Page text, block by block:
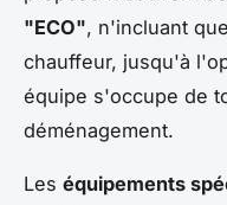
"ECO", n'incluant
chauffeur, jusqu'à
équipe s'occupe de
déménagement.
Les équipements